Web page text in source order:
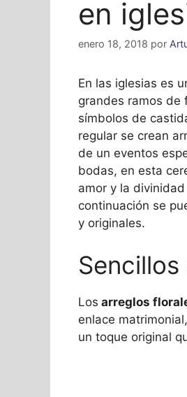
en
enero 18, 2018 por
En las iglesias es
grandes ramos de
símbolos de
regular se crean
de un eventos
bodas, en esta
amor y la
continuación se
y originales.
Los arreglos
enlace
un toque original